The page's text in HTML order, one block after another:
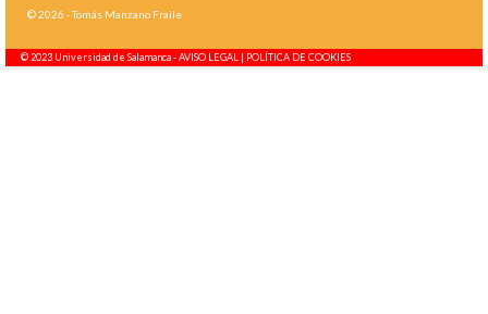
© 2026 - Tomás Manzano Fraile
© 2023 Universidad de Salamanca -AVISO LEGAL | POLÍTICA DE COOKIES